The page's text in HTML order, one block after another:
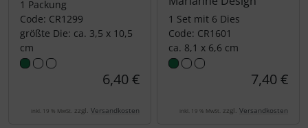
1 Packung
Code: CR1299
größte Die: ca. 3,5 x 10,5
cm
6,40 €
inkl. 19 % MwSt. zzgl. Versandkosten
1 Set mit 6 Dies
Code: CR1601
ca. 8,1 x 6,6 cm
7,40 €
inkl. 19 % MwSt. zzgl. Versandkosten